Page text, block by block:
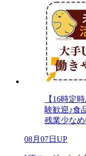
【16時定
験歓迎♪食
残業少な
08月07日UP